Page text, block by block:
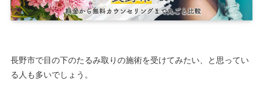
長野市で目の下のたるみ取りの施術を受けてみたい、と思ってい
る人も多いでしょう。